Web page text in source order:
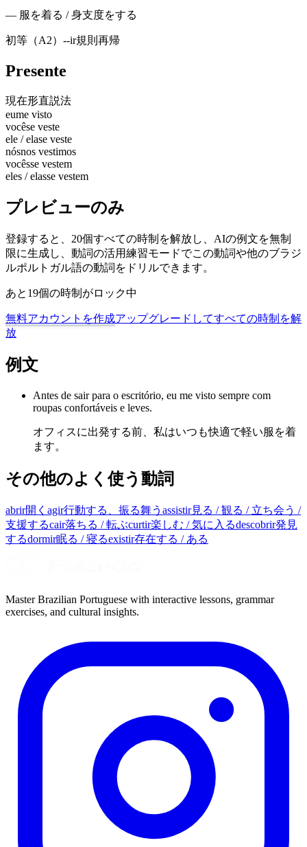
— 服を着る / 身支度をする
初等（A2） --ir規則 再帰
Presente
現在形直説法
eume visto
vocêse veste
ele / elase veste
nósnos vestimos
vocêsse vestem
eles / elasse vestem
プレビューのみ
登録すると、20個すべての時制を解放し、AIの例文を無制
限に生成し、動詞の活用練習モードでこの動詞や他のブラジ
ルポルトガル語の動詞をドリルできます。
あと19個の時制がロック中
無料アカウントを作成アップグレードしてすべての時制を解
放
例文
Antes de sair para o escritório, eu me visto sempre com
roupas confortáveis e leves.
オフィスに出発する前、私はいつも快適で軽い服を着
ます。
その他のよく使う動詞
abrir開く agir行動する、振る舞う assistir見る / 観る / 立ち会う /
支援するcair落ちる / 転ぶcurtir楽しむ / 気に入るdescobrir発見
するdormir眠る / 寝るexistir存在する / ある
Master Brazilian Portuguese with interactive lessons, grammar
exercises, and cultural insights.